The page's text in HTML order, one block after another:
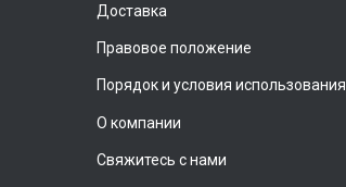
Доставка
Правовое положение
Порядок и условия использования
О компании
Свяжитесь с нами